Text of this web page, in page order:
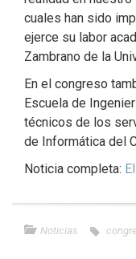
cuales han sido
ejerce su labor
Zambrano de la
En el congreso
Escuela de
técnicos de los
de Informática del
Noticia completa:
Noticias